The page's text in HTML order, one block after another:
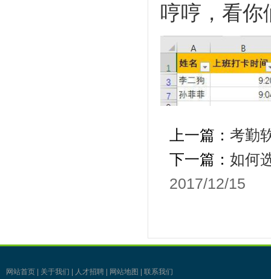
哼哼，看你
上一篇： 考勤
下一篇： 如何
2017/12/15
网站首页 关于我们 人才招聘 网站地图
联系我们